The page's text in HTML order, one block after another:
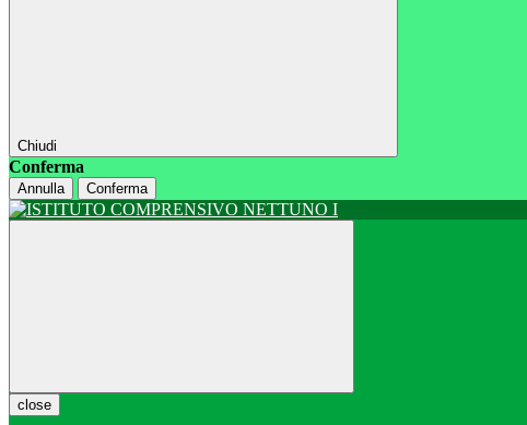
Chiudi
Conferma
Annulla Conferma
close